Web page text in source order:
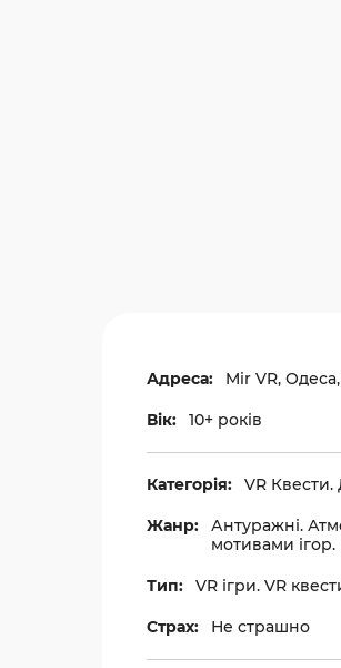
Адреса: Mir VR,
Вік: 10+ років
Категорія: VR
Жанр:
Антуражні.
мотивами ігор.
Тип: VR ігри. VR
Страх: Не страшно